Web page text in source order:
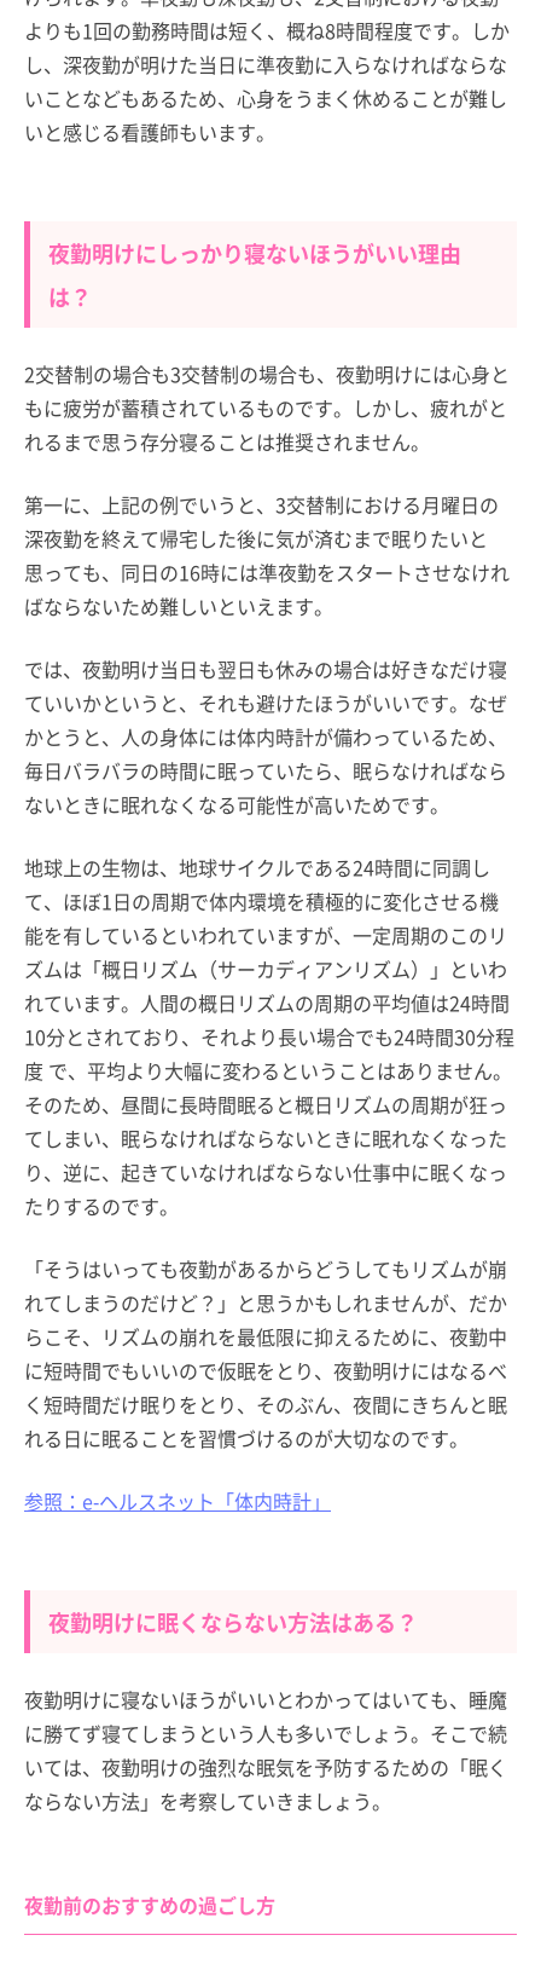
よりも1回の勤務時間は短く、概ね8時間程度です。しか
し、深夜勤が明けた当日に準夜勤に入らなければならな
いことなどもあるため、心身をうまく休めることが難し
いと感じる看護師もいます。
夜勤明けにしっかり寝ないほうがいい理由
は？
2交替制の場合も3交替制の場合も、夜勤明けには心身と
もに疲労が蓄積されているものです。しかし、疲れがと
れるまで思う存分寝ることは推奨されません。
第一に、上記の例でいうと、3交替制における月曜日の
深夜勤を終えて帰宅した後に気が済むまで眠りたいと
思っても、同日の16時には準夜勤をスタートさせなけれ
ばならないため難しいといえます。
では、夜勤明け当日も翌日も休みの場合は好きなだけ寝
ていいかというと、それも避けたほうがいいです。なぜ
かとうと、人の身体には体内時計が備わっているため、
毎日バラバラの時間に眠っていたら、眠らなければなら
ないときに眠れなくなる可能性が高いためです。
地球上の生物は、地球サイクルである24時間に同調し
て、ほぼ1日の周期で体内環境を積極的に変化させる機
能を有しているといわれていますが、一定周期のこのリ
ズムは「概日リズム（サーカディアンリズム）」といわ
れています。人間の概日リズムの周期の平均値は24時間
10分とされており、それより長い場合でも24時間30分程
度 で、平均より大幅に変わるということはありません。
そのため、昼間に長時間眠ると概日リズムの周期が狂っ
てしまい、眠らなければならないときに眠れなくなった
り、逆に、起きていなければならない仕事中に眠くなっ
たりするのです。
「そうはいっても夜勤があるからどうしてもリズムが崩
れてしまうのだけど？」と思うかもしれませんが、だか
らこそ、リズムの崩れを最低限に抑えるために、夜勤中
に短時間でもいいので仮眠をとり、夜勤明けにはなるべ
く短時間だけ眠りをとり、そのぶん、夜間にきちんと眠
れる日に眠ることを習慣づけるのが大切なのです。
参照：e-ヘルスネット「体内時計」
夜勤明けに眠くならない方法はある？
夜勤明けに寝ないほうがいいとわかってはいても、睡魔
に勝てず寝てしまうという人も多いでしょう。そこで続
いては、夜勤明けの強烈な眠気を予防するための「眠く
ならない方法」を考察していきましょう。
夜勤前のおすすめの過ごし方